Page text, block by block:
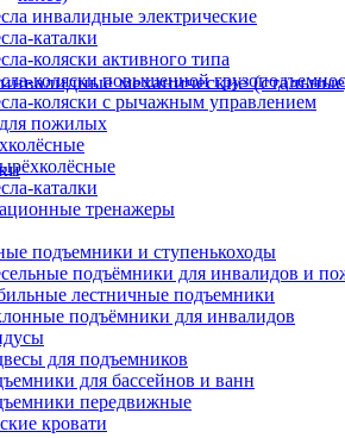
инвалидные электрические
каталки
коляски активного типа
коляски повышенной
коляски с рычажным управлением
пожилых
каталки
тренажеры
подъемники и ступенькоходы
подъёмники для инвалидов и
лестничные подъемники
подъёмники для инвалидов
для подъемников
для бассейнов и ванн
передвижные
кровати
механические